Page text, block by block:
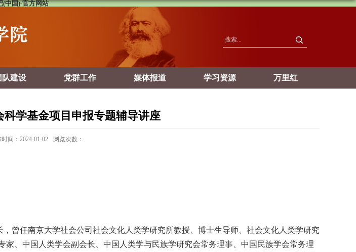
(中国)-官方网站
队建设 党群工作 媒体报道 学习资源 万里红
科学基金项目申报专题辅导讲座
间：2024-01-02 浏览次数：
曾任南京大学社会公司社会文化人类学研究所教授、博士生导师、社会文化人类学研究
、中国人类学会副会长、中国人类学与民族学研究会常务理事、中国民族学会常务理